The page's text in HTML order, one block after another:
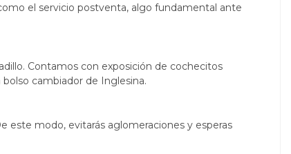
el servicio postventa, algo fundamental ante
Contamos con exposición de cochecitos
cambiador de Inglesina.
este modo, evitarás aglomeraciones y esperas